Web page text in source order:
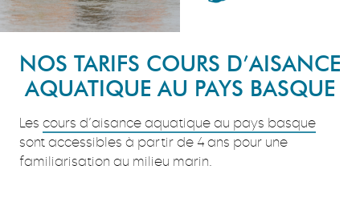
NOS TARIFS COURS D’AISANCE
AQUATIQUE AU PAYS BASQUE
Les cours d’aisance aquatique au pays basque
sont accessibles à partir de 4 ans pour une
familiarisation au milieu marin.